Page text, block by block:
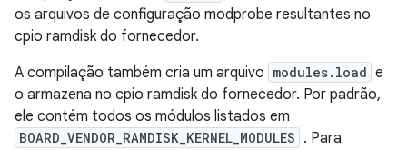
os arquivos de configuração modprobe resultantes no
cpio ramdisk do fornecedor.
A compilação também cria um arquivo modules.load e
o armazena no cpio ramdisk do fornecedor. Por padrão,
ele contém todos os módulos listados em
BOARD_VENDOR_RAMDISK_KERNEL_MODULES . Para